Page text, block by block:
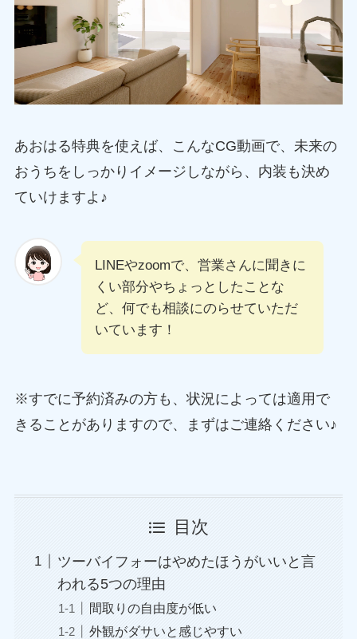
あおはる特典を使えば、こんなCG動画で、未来の
おうちをしっかりイメージしながら、内装も決め
ていけますよ♪
LINEやzoomで、営業さんに聞きに
くい部分やちょっとしたことな
ど、何でも相談にのらせていただ
いています！
※すでに予約済みの方も、状況によっては適用で
きることがありますので、まずはご連絡ください♪
目次
ツーバイフォーはやめたほうがいいと言
われる5つの理由
間取りの自由度が低い
外観がダサいと感じやすい